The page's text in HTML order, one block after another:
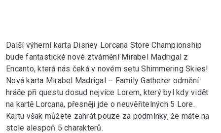
Další výherní karta Disney Lorcana Store Championship
bude fantastické nové ztvárnění Mirabel Madrigal z
Encanto, která nás čeká v novém setu Shimmering Skies!
Nová karta Mirabel Madrigal – Family Gatherer odmění
hráče při questu dosud nejvíce Lorem, který byl kdy vidět
na kartě Lorcana, přesněji jde o neuvěřitelných 5 Lore.
Kartu však můžete zahrát pouze za podmínky, že máte na
stole alespoň 5 charakterů.